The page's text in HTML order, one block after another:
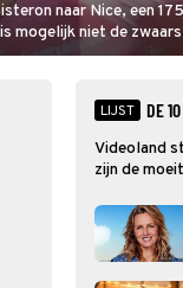
naar Nice, een
mogelijk niet de
worden.
LIJST DE
Videoland
zijn de